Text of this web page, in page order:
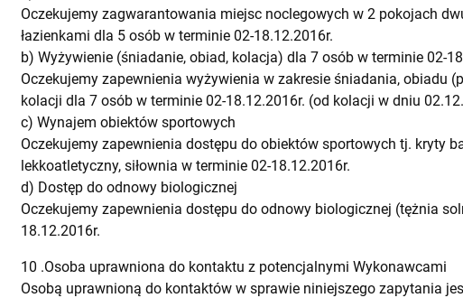
Oczekujemy zagwarantowania miejsc noclegowych w 2 pokojach
łazienkami dla 5 osób w terminie 02-18.12.2016r.
b) Wyżywienie (śniadanie, obiad, kolacja) dla 7 osób w terminie 02-
Oczekujemy zapewnienia wyżywienia w zakresie śniadania, obiadu
kolacji dla 7 osób w terminie 02-18.12.2016r. (od kolacji w dniu
c) Wynajem obiektów sportowych
Oczekujemy zapewnienia dostępu do obiektów sportowych tj. kryty
lekkoatletyczny, siłownia w terminie 02-18.12.2016r.
d) Dostęp do odnowy biologicznej
Oczekujemy zapewnienia dostępu do odnowy biologicznej (tężnia
18.12.2016r.
10 .Osoba uprawniona do kontaktu z potencjalnymi Wykonawcami
Osobą uprawnioną do kontaktów w sprawie niniejszego zapytania